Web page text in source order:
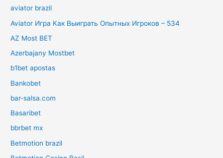
aviator brazil
Aviator Игра Как Выиграть Опытных Игроков – 534
AZ Most BET
Azerbajany Mostbet
b1bet apostas
Bankobet
bar-salsa.com
Basaribet
bbrbet mx
Betmotion brazil